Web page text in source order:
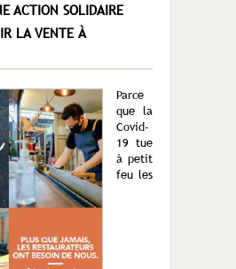
ACTION SOLIDAIRE
LA VENTE À
Parce
que la
Covid-
19 tue
à petit
feu les